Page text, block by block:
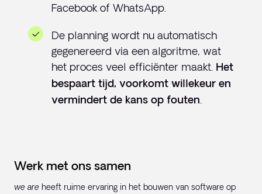
Facebook of WhatsApp.
De planning wordt nu automatisch
gegenereerd via een algoritme, wat
het proces veel efficiënter maakt. Het
bespaart tijd, voorkomt willekeur en
vermindert de kans op fouten.
Werk met ons samen
we are heeft ruime ervaring in het bouwen van software op